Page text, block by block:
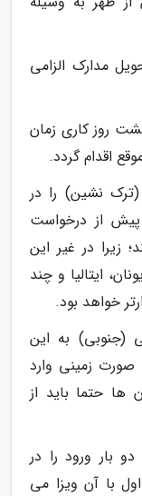
مدارک الزامی
روز کاری زمان
اقدام گردد.
نشین) را در
پیش از درخواست
زیرا در غیر این
ایتالیا و چند
خواهد بود.
(جنوبی) به این
صورت زمینی وارد
حتما باید از
بار ورود را در
با آن ویزا می